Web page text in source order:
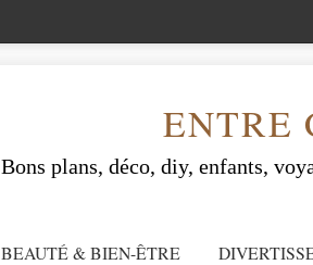
ENTRE
Bons plans, déco, diy, enfants,
BEAUTÉ & BIEN-ÊTRE